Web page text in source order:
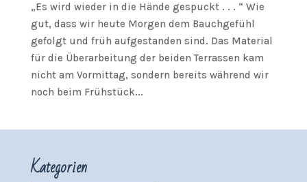
„Es wird wieder in die Hände gespuckt . . . “ Wie
gut, dass wir heute Morgen dem Bauchgefühl
gefolgt und früh aufgestanden sind. Das Material
für die Überarbeitung der beiden Terrassen kam
nicht am Vormittag, sondern bereits während wir
noch beim Frühstück...
Kategorien